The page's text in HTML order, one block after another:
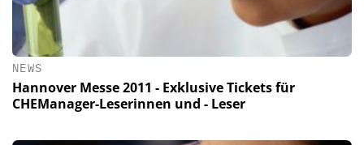
NEWS
Hannover Messe 2011 - Exklusive Tickets für
CHEManager-Leserinnen und - Leser